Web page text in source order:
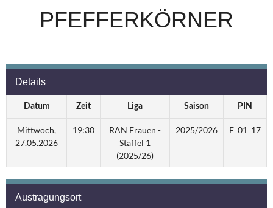
PFEFFERKÖRNER
Details
Datum Zeit Liga Saison PIN
Mittwoch,
27.05.2026
19:30
RAN Frauen -
Staffel 1
(2025/26)
2025/2026 F_01_17
Austragungsort